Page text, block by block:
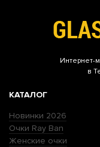
Интернет-
в
КАТАЛОГ
Новинки 2026
Очки Ray Ban
Женские очки